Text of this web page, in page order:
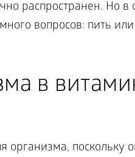
распространен. Но в
вопросов: пить или
в
поскольку